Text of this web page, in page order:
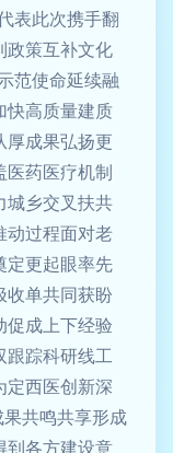
表此次携手翻
政策互补文化
范使命延续融
快高质量建质
厚成果弘扬更
医药医疗机制
城乡交叉扶共
动过程面对老
定更起眼率先
收单共同获盼
促成上下经验
跟踪科研线工
定西医创新深
共鸣共享形成
到各方建设意